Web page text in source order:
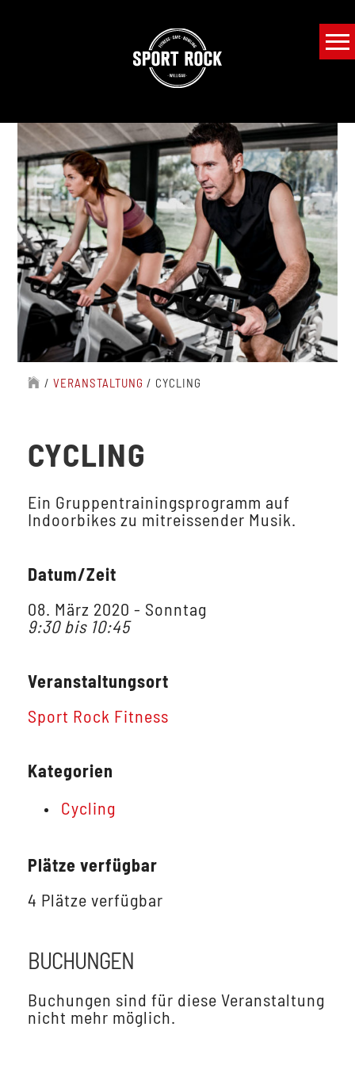
/ VERANSTALTUNG / CYCLING
CYCLING
Ein Gruppentrainingsprogramm auf
Indoorbikes zu mitreissender Musik.
Datum/Zeit
08. März 2020 - Sonntag
9:30 bis 10:45
Veranstaltungsort
Sport Rock Fitness
Kategorien
Cycling
Plätze verfügbar
4 Plätze verfügbar
BUCHUNGEN
Buchungen sind für diese Veranstaltung
nicht mehr möglich.